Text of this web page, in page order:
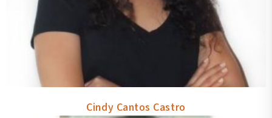
Cindy Cantos Castro